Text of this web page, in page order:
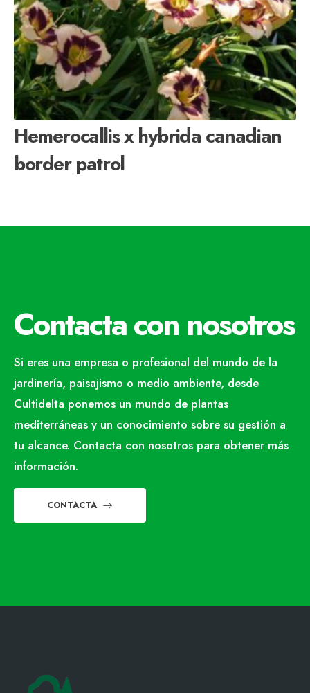
Hemerocallis x hybrida canadian
border patrol
Contacta con nosotros
Si eres una empresa o profesional del mundo de la
jardinería, paisajismo o medio ambiente, desde
Cultidelta ponemos un mundo de plantas
mediterráneas y un conocimiento sobre su gestión a
tu alcance. Contacta con nosotros para obtener más
información.
CONTACTA